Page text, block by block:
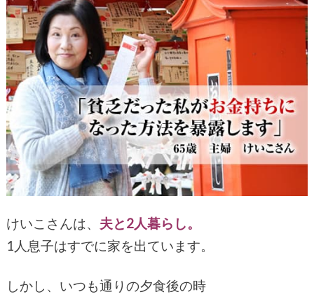
けいこさんは、 夫と2人暮らし。
1人息子はすでに家を出ています。
しかし、いつも通りの夕食後の時